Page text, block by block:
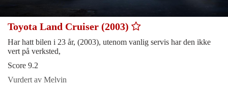
Toyota Land Cruiser (2003)
Har hatt bilen i 23 år, (2003), utenom vanlig servis har den ikke
vert på verksted,
Score 9.2
Vurdert av Melvin